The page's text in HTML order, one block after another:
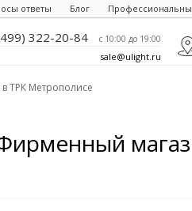
ответы Блог
322-20-84 c 10:00 до 19:00
sale@ulight.ru
ТРК Метрополисе